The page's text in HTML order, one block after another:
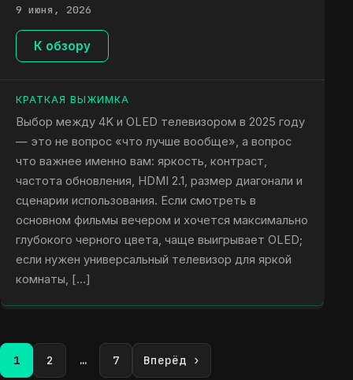
9 июня, 2026
К обзору
КРАТКАЯ ВЫЖИМКА
Выбор между 4K и OLED телевизором в 2025 году
— это не вопрос «что лучше вообще», а вопрос
что важнее именно вам: яркость, контраст,
частота обновления, HDMI 2.1, размер диагонали и
сценарии использования. Если смотреть в
основном фильмы вечером и хочется максимально
глубокого черного цвета, чаще выигрывает OLED;
если нужен универсальный телевизор для яркой
комнаты, […]
1 2 … 7 Вперёд ›